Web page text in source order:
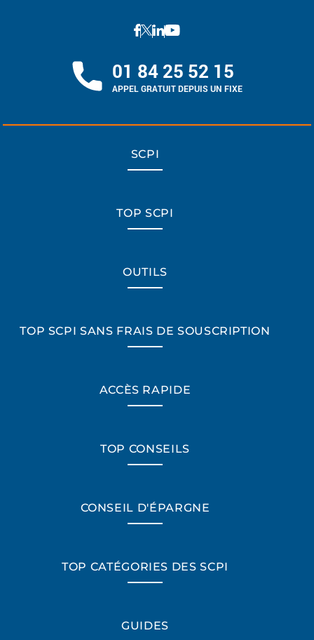
01 84 25 52 15
APPEL GRATUIT DEPUIS UN FIXE
SCPI
TOP SCPI
OUTILS
TOP SCPI SANS FRAIS DE SOUSCRIPTION
ACCÈS RAPIDE
TOP CONSEILS
CONSEIL D'ÉPARGNE
TOP CATÉGORIES DES SCPI
GUIDES